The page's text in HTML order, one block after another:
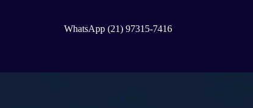
WhatsApp (21) 97315-7416